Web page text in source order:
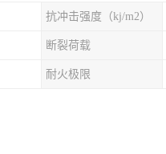
抗冲击强度（kj/m2）
断裂荷载
耐火极限